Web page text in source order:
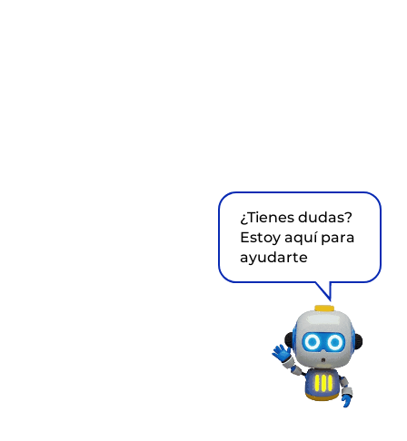
¿Tienes dudas?
Estoy aquí para
ayudarte